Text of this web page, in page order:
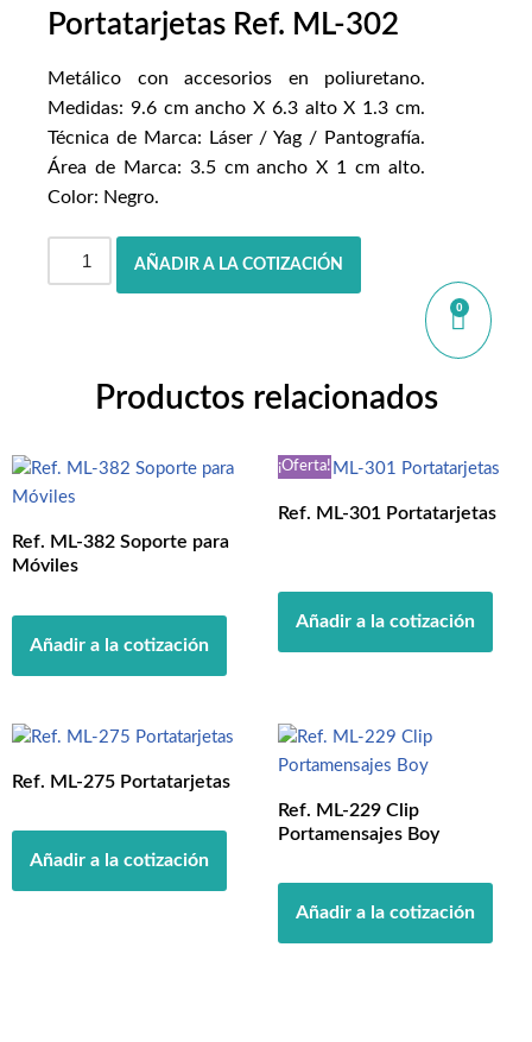
0
Portatarjetas Ref. ML-302
Metálico con accesorios en poliuretano.
Medidas: 9.6 cm ancho X 6.3 alto X 1.3 cm.
Técnica de Marca: Láser / Yag / Pantografía.
Área de Marca: 3.5 cm ancho X 1 cm alto.
Color: Negro.
AÑADIR A LA COTIZACIÓN
Productos relacionados
Ref. ML-382 Soporte para
Móviles
Añadir a la cotización
¡Oferta!
Ref. ML-301 Portatarjetas
Añadir a la cotización
Ref. ML-275 Portatarjetas
Añadir a la cotización
Ref. ML-229 Clip
Portamensajes Boy
Añadir a la cotización